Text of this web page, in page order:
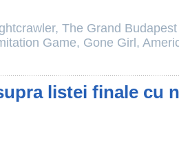
, The Grand
Game, Gone Girl ,
listei finale cu